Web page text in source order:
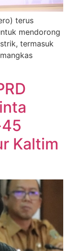
terus
mendorong
termasuk
Kaltim